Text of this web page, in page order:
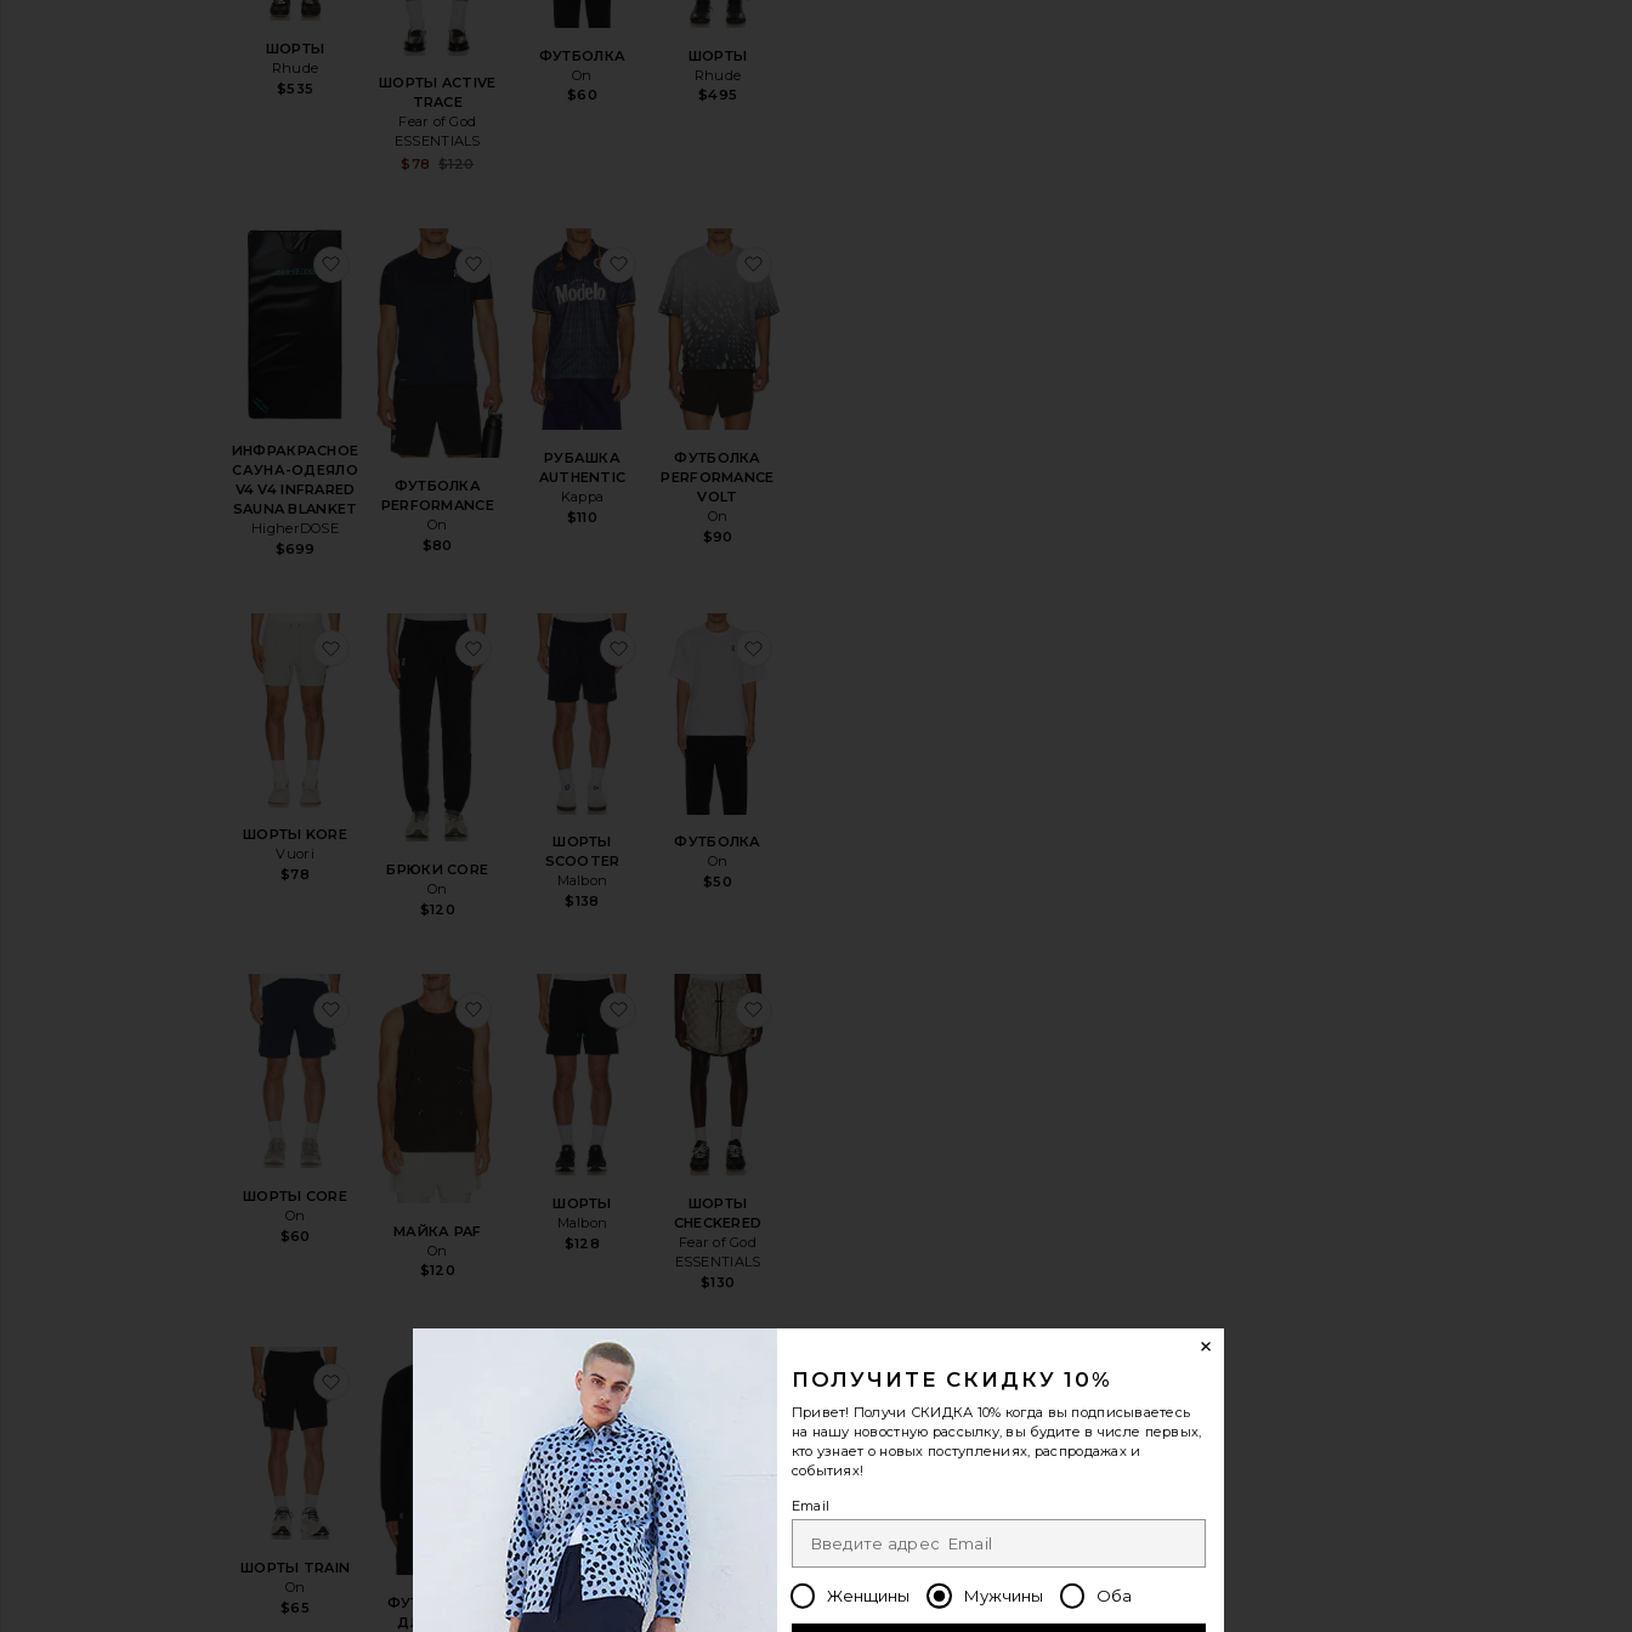
ШОРТЫ
Rhude
$535
ШОРТЫ ACTIVE
TRACE
Fear of God
ESSENTIALS
$78 $120
ФУТБОЛКА
On
$60
ШОРТЫ
Rhude
$495
ИНФРАКРАСНОЕ
САУНА-ОДЕЯЛО
V4 V4 INFRARED
SAUNA BLANKET
HigherDOSE
$699
избранноеИНФРАКРАСНОЕ САУНА-ОДЕЯЛО V4 V4 INFRARED SAUNA BLANKET
ФУТБОЛКА
PERFORMANCE
On
$80
избранноеФУТБОЛКА PERFORMANCE
РУБАШКА
AUTHENTIC
Kappa
$110
избранноеРУБАШКА AUTHENTIC
ФУТБОЛКА
PERFORMANCE
VOLT
On
$90
ШОРТЫ KORE
Vuori
$78
избранноеШОРТЫ KORE
БРЮКИ CORE
On
$120
избранноеБРЮКИ CORE
ШОРТЫ
SCOOTER
Malbon
$138
избранноеШОРТЫ SCOOTER
ФУТБОЛКА
On
$50
ШОРТЫ CORE
On
$60
избранноеШОРТЫ CORE
МАЙКА PAF
On
$120
избранноеМАЙКА PAF
ШОРТЫ
Malbon
$128
избранноеШОРТЫ
ШОРТЫ
CHECKERED
Fear of God
ESSENTIALS
$130
ШОРТЫ TRAIN
On
$65
избранноеШОРТЫ TRAIN
ФУТБОЛКА С
ДЛИННЫМ
избранноеФУТБОЛКА С ДЛИННЫМ РУКАВОМ CLUB
КУРТКА
Perfect Moment
Sale price:
$878
избранноеКУРТКА
ФУТБОЛКА
избранноеФУТБОЛКА COURT
ПОЛУЧИТЕ СКИДКУ 10%
Привет! Получи СКИДКА 10% когда вы подписываетесь
на нашу новостную рассылку, вы будите в числе первых,
кто узнает о новых поступлениях, распродажах и
событиях!
Email
Женщины Мужчины Оба